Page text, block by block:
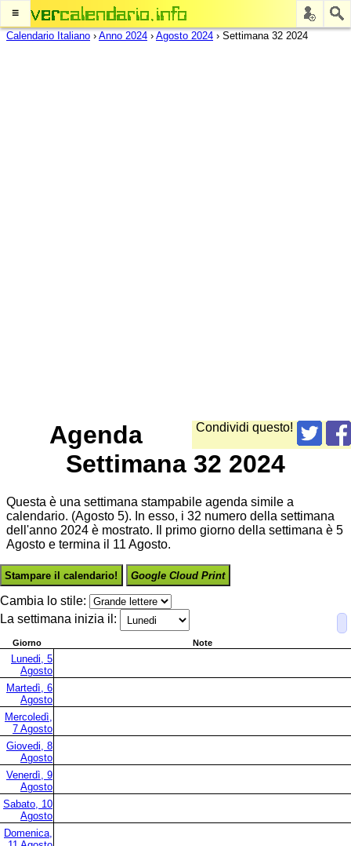
≡
Calendario Italiano › Anno 2024 › Agosto 2024 › Settimana 32 2024
Condividi questo!
Agenda
Settimana 32 2024
Questa è una settimana stampabile agenda simile a
calendario. (Agosto 5). In esso, i 32 numero della settimana
dell'anno 2024 è mostrato. Il primo giorno della settimana è 5
Agosto e termina il 11 Agosto.
Stampare il calendario! Google Cloud Print
Cambia lo stile:
La settimana inizia il:
Giorno Note
Lunedi, 5
Agosto
Martedì, 6
Agosto
Mercoledì,
7 Agosto
Giovedi, 8
Agosto
Venerdì, 9
Agosto
Sabato, 10
Agosto
Domenica,